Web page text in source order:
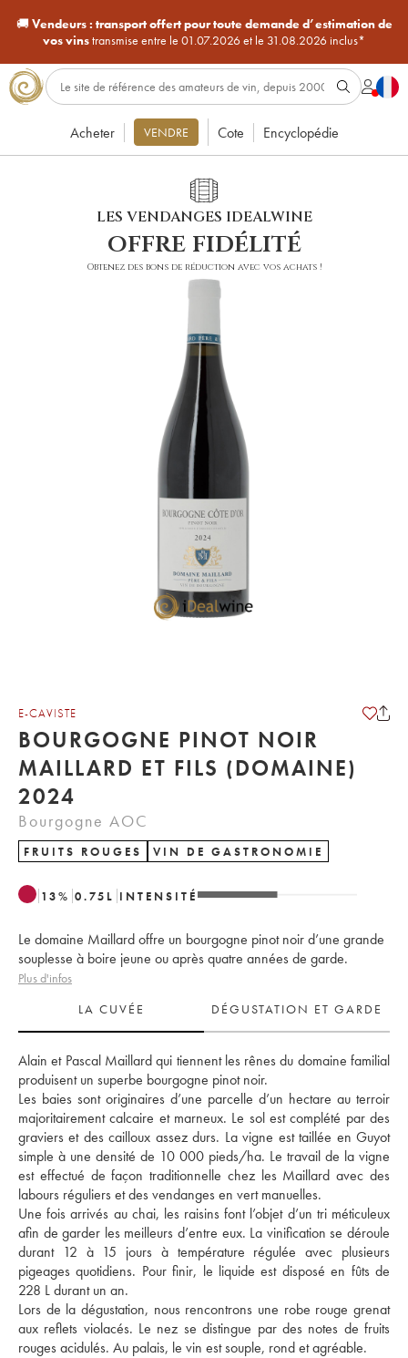
🚚Vendeurs : transport offert pour toute demande d’estimation de
vos vinstransmise entre le 01.07.2026 et le 31.08.2026 inclus*
Acheter VENDRE Cote Encyclopédie
LES VENDANGES IDEALWINE
offre fidélité
Obtenez des bons de réduction avec vos achats !
E-CAVISTE
BOURGOGNE PINOT NOIR
MAILLARD ET FILS (DOMAINE)
2024
Bourgogne AOC
FRUITS ROUGES VIN DE GASTRONOMIE
13% 0.75 L INTENSITÉ
Le domaine Maillard offre un bourgogne pinot noir d’une grande
souplesse à boire jeune ou après quatre années de garde.
Plus d'infos
LA CUVÉE
DÉGUSTATION ET GARDE
Alain et Pascal Maillard qui tiennent les rênes du domaine familial
produisent un superbe bourgogne pinot noir.
Les baies sont originaires d’une parcelle d’un hectare au terroir
majoritairement calcaire et marneux. Le sol est complété par des
graviers et des cailloux assez durs. La vigne est taillée en Guyot
simple à une densité de 10 000 pieds/ha. Le travail de la vigne
est effectué de façon traditionnelle chez les Maillard avec des
labours réguliers et des vendanges en vert manuelles.
Une fois arrivés au chai, les raisins font l’objet d’un tri méticuleux
afin de garder les meilleurs d’entre eux. La vinification se déroule
durant 12 à 15 jours à température régulée avec plusieurs
pigeages quotidiens. Pour finir, le liquide est disposé en fûts de
228 L durant un an.
Lors de la dégustation, nous rencontrons une robe rouge grenat
aux reflets violacés. Le nez se distingue par des notes de fruits
rouges acidulés. Au palais, le vin est souple, rond et agréable.